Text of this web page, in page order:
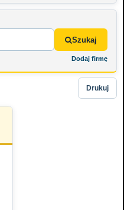
Szukaj
Dodaj firmę
Drukuj